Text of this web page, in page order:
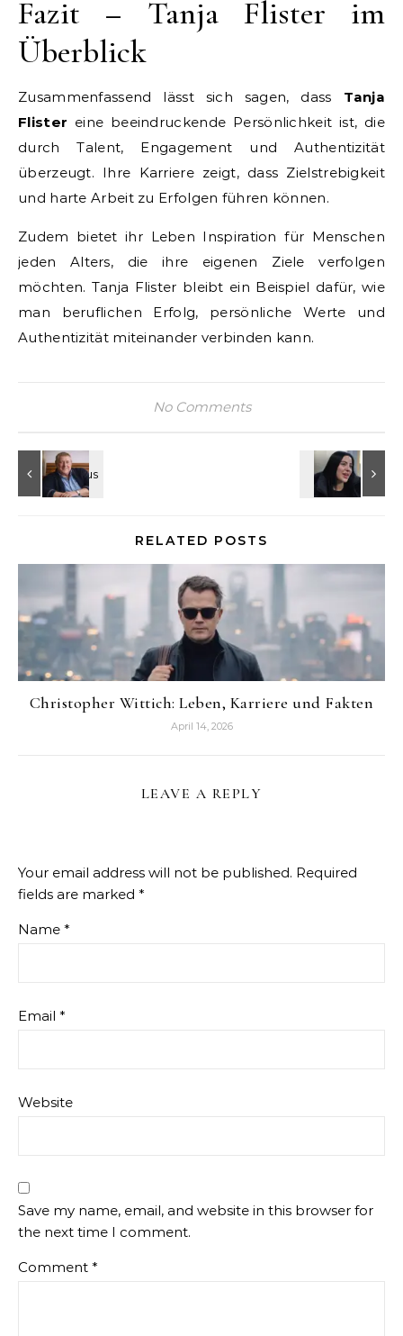
Fazit – Tanja Flister im
Überblick
Zusammenfassend lässt sich sagen, dass Tanja
Flister eine beeindruckende Persönlichkeit ist, die
durch Talent, Engagement und Authentizität
überzeugt. Ihre Karriere zeigt, dass Zielstrebigkeit
und harte Arbeit zu Erfolgen führen können.
Zudem bietet ihr Leben Inspiration für Menschen
jeden Alters, die ihre eigenen Ziele verfolgen
möchten. Tanja Flister bleibt ein Beispiel dafür, wie
man beruflichen Erfolg, persönliche Werte und
Authentizität miteinander verbinden kann.
No Comments
RELATED POSTS
Christopher Wittich: Leben, Karriere und Fakten
April 14, 2026
LEAVE A REPLY
Your email address will not be published. Required
fields are marked *
Name *
Email *
Website
Save my name, email, and website in this browser for
the next time I comment.
Comment *